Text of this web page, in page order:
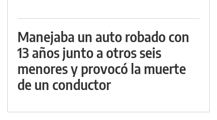
Manejaba un auto robado con
13 años junto a otros seis
menores y provocó la muerte
de un conductor